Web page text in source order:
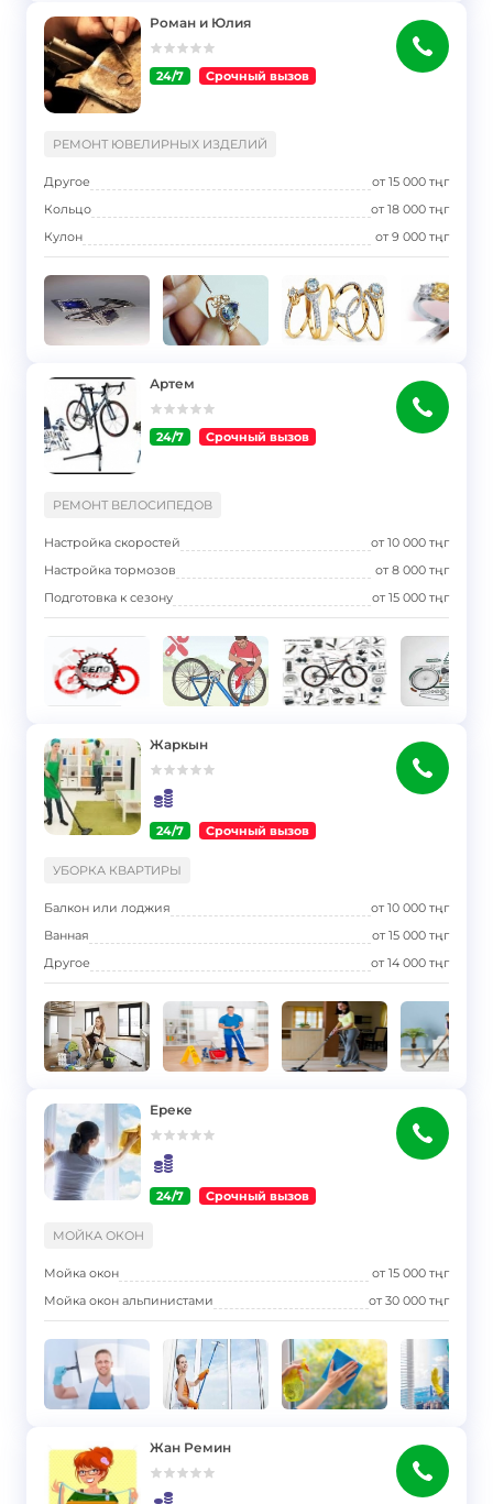
Роман и Юлия
24/7 Срочный вызов
РЕМОНТ ЮВЕЛИРНЫХ ИЗДЕЛИЙ
Другое от15 000 тңг
Кольцо
от18 000 тңг
Кулон
от9 000 тңг
Артем
24/7 Срочный вызов
РЕМОНТ ВЕЛОСИПЕДОВ
Настройка скоростей от10 000 тңг
Настройка тормозов
от8 000 тңг
Подготовка к сезону
от15 000 тңг
Жаркын
24/7 Срочный вызов
УБОРКА КВАРТИРЫ
Балкон или лоджия от10 000 тңг
Ванная
от15 000 тңг
Другое
от14 000 тңг
Ереке
24/7 Срочный вызов
МОЙКА ОКОН
Мойка окон от15 000 тңг
Мойка окон альпинистами
от30 000 тңг
Жан Ремин